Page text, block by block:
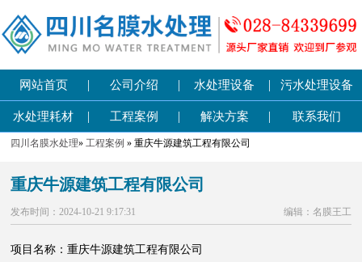
网站首页 | 公司介绍 | 水处理设备 | 污水处理设备
水处理耗材 | 工程案例 | 解决方案 | 联系我们
四川名膜水处理»工程案例 » 重庆牛源建筑工程有限公司
重庆牛源建筑工程有限公司
发布时间：2024-10-21 9:17:31 编辑：名膜王工
项目名称：重庆牛源建筑工程有限公司